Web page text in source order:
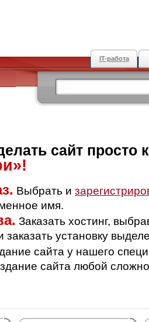
IT-работа
сайт просто
Выбрать и
имя.
Заказать хостинг,
установку
сайта у нашего
сайта любой